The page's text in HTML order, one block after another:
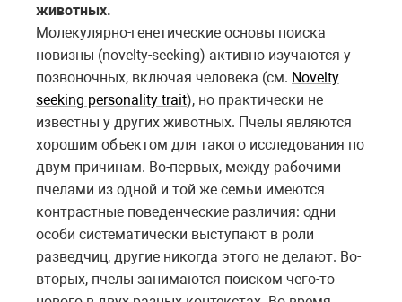
животных.
Молекулярно-генетические основы поиска
новизны (novelty-seeking) активно изучаются у
позвоночных, включая человека (см. Novelty
seeking personality trait), но практически не
известны у других животных. Пчелы являются
хорошим объектом для такого исследования по
двум причинам. Во-первых, между рабочими
пчелами из одной и той же семьи имеются
контрастные поведенческие различия: одни
особи систематически выступают в роли
разведчиц, другие никогда этого не делают. Во-
вторых, пчелы занимаются поиском чего-то